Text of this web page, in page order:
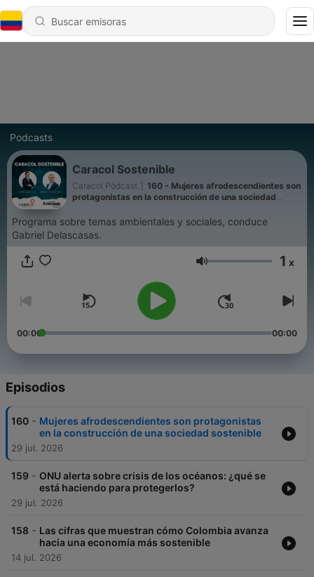
Podcasts
Caracol Sostenible
Caracol Pódcast
160 - Mujeres afrodescendientes son
protagonistas en la construcción de una sociedad
Programa sobre temas ambientales y sociales, conduce
Gabriel Delascasas.
Volumen 1 x
00:00 00:00
Episodios
160 - Mujeres afrodescendientes son protagonistas
en la construcción de una sociedad sostenible
29 jul. 2026
159 - ONU alerta sobre crisis de los océanos: ¿qué se
está haciendo para protegerlos?
29 jul. 2026
158 - Las cifras que muestran cómo Colombia avanza
hacia una economía más sostenible
14 jul. 2026